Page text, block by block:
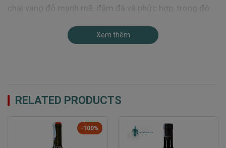
chai vang đỏ mạnh mẽ, đậm đà và phức hợp, trong đó
ngay lập tức được đưa đến hầm rượu của Robert
đầu tiên, làm sạch và nghiền nhẹ. Sau đó, hỗn hợp này
được lên men trong các thùng thép khép kí với nhiệt độ
Xem thêm
RELATED PRODUCTS
-100%